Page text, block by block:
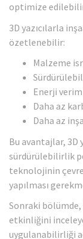
optimize
3D yazıcılarla
özetlenebilir:
Malzeme
Enerji
Daha az
Daha az
Bu avantajlar, 3D
sürdürülebilirlik
teknolojinin
yapılması
Sonraki bölümde,
etkinliğini
uygulanabilirliği